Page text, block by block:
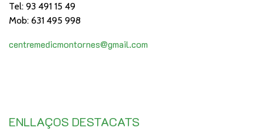
Tel: 93 491 15 49
Mob: 631 495 998
centremedicmontornes@gmail.com
ENLLAÇOS DESTACATS